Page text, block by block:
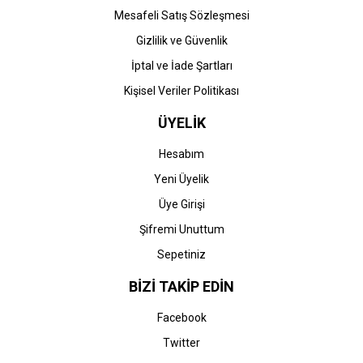
Mesafeli Satış Sözleşmesi
Gizlilik ve Güvenlik
İptal ve İade Şartları
Kişisel Veriler Politikası
ÜYELİK
Hesabım
Yeni Üyelik
Üye Girişi
Şifremi Unuttum
Sepetiniz
BİZİ TAKİP EDİN
Facebook
Twitter